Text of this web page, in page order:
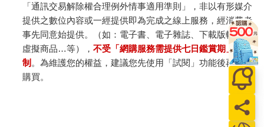
「通訊交易解除權合理例外情事適用準則」，非以有形媒介
提供之數位內容或一經提供即為完成之線上服務，經消費者
事先同意始提供。（如：電子書、電子雜誌、下載版軟體、
虛擬商品…等），不受「網購服務需提供七日鑑賞期」的限
制 。為維護您的權益，建議您先使用「試閱」功能後再付款
購買。